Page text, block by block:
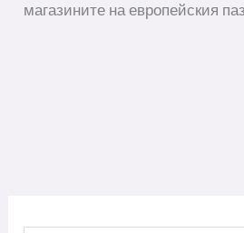
магазините на европейския